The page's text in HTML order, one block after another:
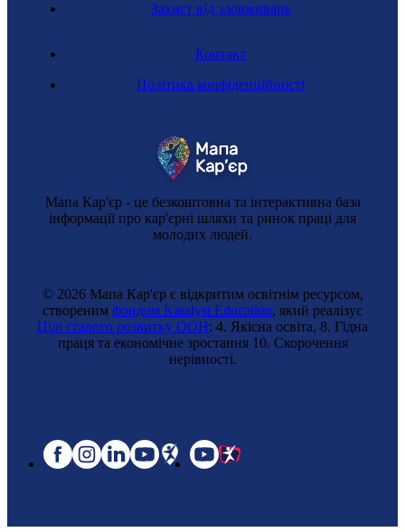
Мапа Кар'єр - це безкоштовна та інтерактивна база
інформації про кар'єрні шляхи та ринок праці для
молодих людей.
Контакт
Політика конфіденційності
Захист від зловживань
© 2026 Мапа Кар'єр є відкритим освітнім ресурсом,
створеним фондом Katalyst Education, який реалізує
Цілі сталого розвитку ООН: 4. Якісна освіта, 8. Гідна
праця та економічне зростання 10. Cкорочення
нерівності.